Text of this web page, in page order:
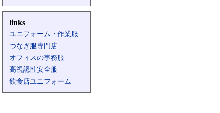
links
ユニフォーム・作業服
つなぎ服専門店
オフィスの事務服
高視認性安全服
飲食店ユニフォーム